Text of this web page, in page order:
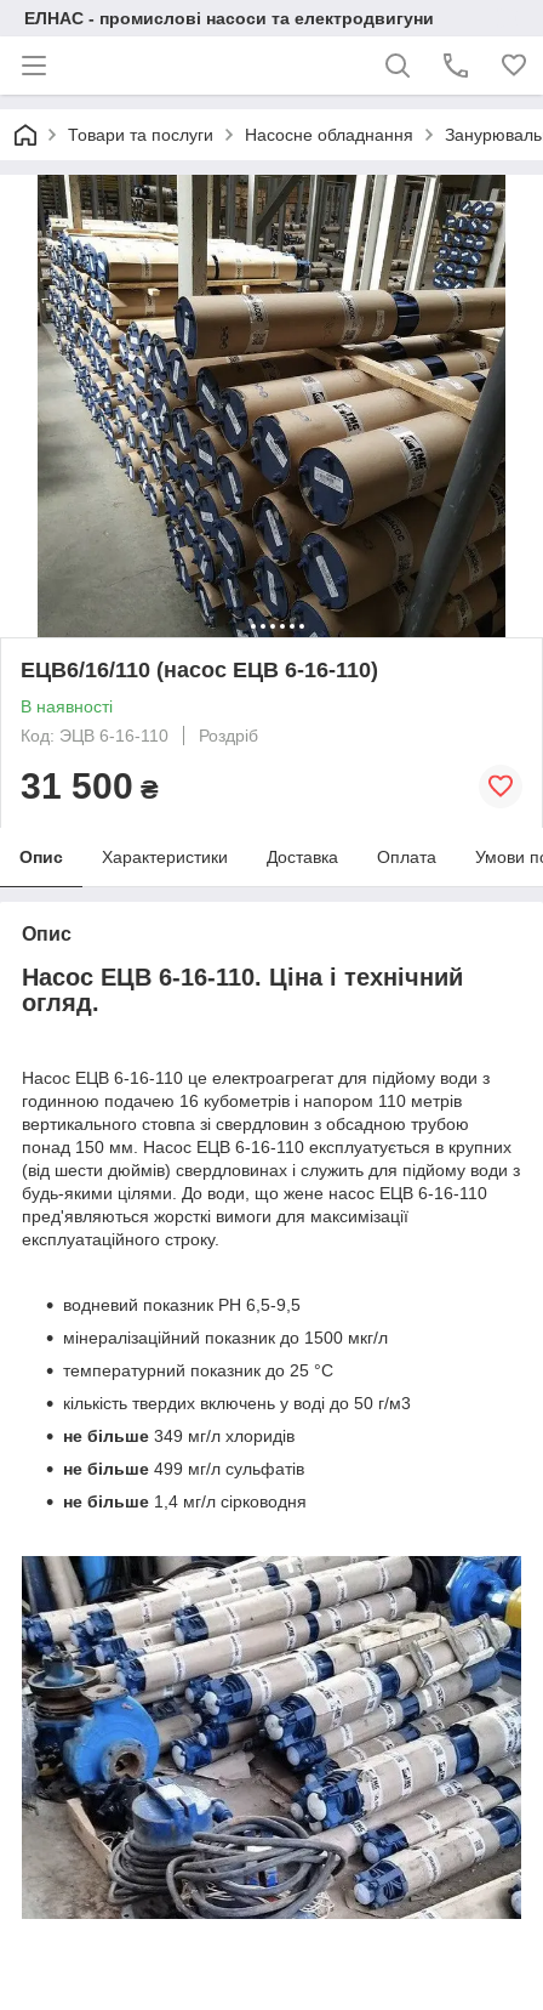
ЕЛНАС - промислові насоси та електродвигуни
Товари та послуги Насосне обладнання
ЕЦВ6/16/110 (насос ЕЦВ 6-16-110)
В наявності
Код: ЭЦВ 6-16-110
Роздріб
31 500 ₴
Опис Характеристики Доставка Оплата Умови
Опис
Насос ЕЦВ 6-16-110. Ціна і технічний
огляд.
Насос ЕЦВ 6-16-110 це електроагрегат для підйому води з
годинною подачею 16 кубометрів і напором 110 метрів
вертикального стовпа зі свердловин з обсадною трубою
понад 150 мм. Насос ЕЦВ 6-16-110 експлуатується в крупних
(від шести дюймів) свердловинах і служить для підйому води з
будь-якими цілями. До води, що жене насос ЕЦВ 6-16-110
пред'являються жорсткі вимоги для максимізації
експлуатаційного строку.
водневий показник PH 6,5-9,5
мінералізаційний показник до 1500 мкг/л
температурний показник до 25 °C
кількість твердих включень у воді до 50 г/м3
не більше 349 мг/л хлоридів
не більше 499 мг/л сульфатів
не більше 1,4 мг/л сірководня